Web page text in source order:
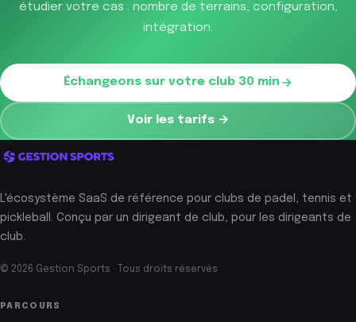
étudier votre cas : nombre de terrains, configuration,
intégration.
Échangeons sur votre club 30 min
Voir les tarifs →
L'écosystème SaaS de référence pour clubs de padel, tennis et
pickleball. Conçu par un dirigeant de club, pour les dirigeants de
club.
© 2026 Gestion Sports · Tous droits réservés
PARCOURS